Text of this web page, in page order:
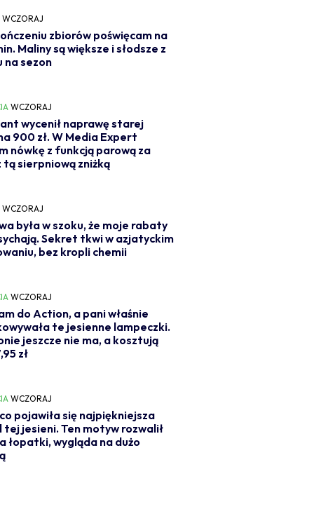
WCZORAJ
zbiorów poświęcam na
Maliny są większe i słodsze z
na sezon
WCZORAJ
wycenił naprawę starej
900 zł. W Media Expert
nówkę z funkcją parową za
tą sierpniową zniżką
WCZORAJ
była w szoku, że moje rabaty
Sekret tkwi w azjatyckim
bez kropli chemii
WCZORAJ
do Action, a pani właśnie
te jesienne lampeczki.
jeszcze nie ma, a kosztują
zł
WCZORAJ
pojawiła się najpiękniejsza
tej jesieni. Ten motyw rozwalił
łopatki, wygląda na dużo